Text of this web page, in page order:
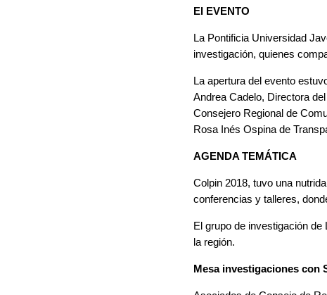
El EVENTO
La Pontificia Universidad
investigación, quienes
La apertura del evento
Andrea Cadelo, Directora
Consejero Regional de
Rosa Inés Ospina de
AGENDA TEMÁTICA
Colpin 2018, tuvo una
conferencias y talleres,
El grupo de investigación
la región.
Mesa investigaciones con